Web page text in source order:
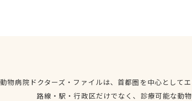
動物病院ドクターズ・ファイルは、首都圏を中心として
路線・駅・行政区だけでなく、診療可能な動